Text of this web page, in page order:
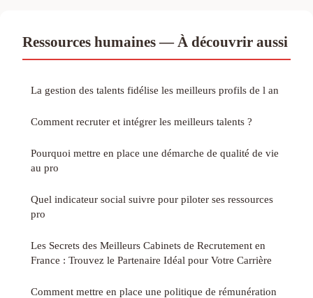
Ressources humaines — À découvrir aussi
La gestion des talents fidélise les meilleurs profils de l an
Comment recruter et intégrer les meilleurs talents ?
Pourquoi mettre en place une démarche de qualité de vie
au pro
Quel indicateur social suivre pour piloter ses ressources
pro
Les Secrets des Meilleurs Cabinets de Recrutement en
France : Trouvez le Partenaire Idéal pour Votre Carrière
Comment mettre en place une politique de rémunération